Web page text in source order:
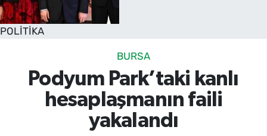
POLİTİKA
BURSA
Podyum Park’taki kanlı
hesaplaşmanın faili
yakalandı